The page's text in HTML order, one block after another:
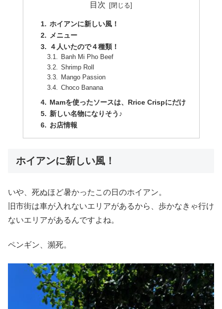
目次
ホイアンに新しい風！
メニュー
４人いたので４種類！
Banh Mi Pho Beef
Shrimp Roll
Mango Passion
Choco Banana
Mamを使ったソースは、Rrice Crispにだけ
新しい名物になりそう♪
お店情報
ホイアンに新しい風！
いや、死ぬほど暑かったこの日のホイアン。
旧市街は車が入れないエリアがあるから、歩かなきゃ行け
ないエリアがあるんですよね。
ペンギン、瀕死。